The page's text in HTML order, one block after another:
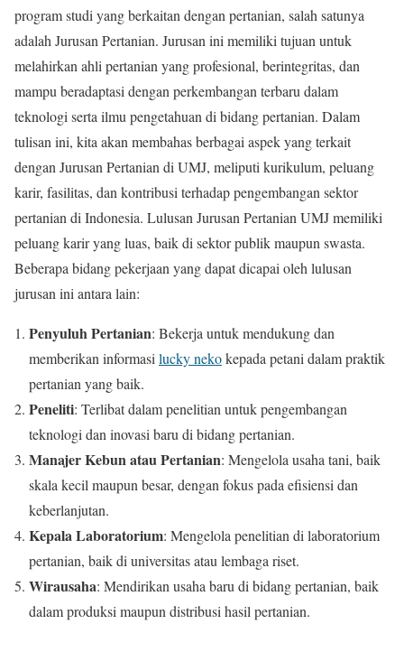
program studi yang berkaitan dengan pertanian, salah satunya
adalah Jurusan Pertanian. Jurusan ini memiliki tujuan untuk
melahirkan ahli pertanian yang profesional, berintegritas, dan
mampu beradaptasi dengan perkembangan terbaru dalam
teknologi serta ilmu pengetahuan di bidang pertanian. Dalam
tulisan ini, kita akan membahas berbagai aspek yang terkait
dengan Jurusan Pertanian di UMJ, meliputi kurikulum, peluang
karir, fasilitas, dan kontribusi terhadap pengembangan sektor
pertanian di Indonesia. Lulusan Jurusan Pertanian UMJ memiliki
peluang karir yang luas, baik di sektor publik maupun swasta.
Beberapa bidang pekerjaan yang dapat dicapai oleh lulusan
jurusan ini antara lain:
Penyuluh Pertanian: Bekerja untuk mendukung dan
memberikan informasi lucky nekokepada petani dalam praktik
pertanian yang baik.
Peneliti: Terlibat dalam penelitian untuk pengembangan
teknologi dan inovasi baru di bidang pertanian.
Manajer Kebun atau Pertanian: Mengelola usaha tani, baik
skala kecil maupun besar, dengan fokus pada efisiensi dan
keberlanjutan.
Kepala Laboratorium: Mengelola penelitian di laboratorium
pertanian, baik di universitas atau lembaga riset.
Wirausaha: Mendirikan usaha baru di bidang pertanian, baik
dalam produksi maupun distribusi hasil pertanian.